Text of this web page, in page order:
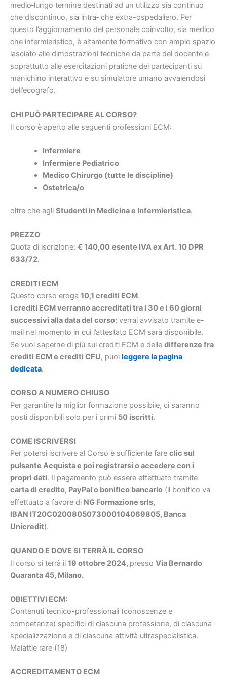
medio‐lungo termine destinati ad un utilizzo sia continuo
che discontinuo, sia intra‐ che extra-ospedaliero. Per
questo l’aggiornamento del personale coinvolto, sia medico
che infermieristico, è altamente formativo con ampio spazio
lasciato alle dimostrazioni tecniche da parte del docente e
soprattutto alle esercitazioni pratiche dei partecipanti su
manichino interattivo e su simulatore umano avvalendosi
dell’ecografo.
CHI PUÒ PARTECIPARE AL CORSO?
Il corso è aperto alle seguenti professioni ECM:
Infermiere
Infermiere Pediatrico
Medico Chirurgo (tutte le discipline)
Ostetrica/o
oltre che agli Studenti in Medicina e Infermieristica.
PREZZO
Quota di iscrizione: € 140,00 esente IVA ex Art. 10 DPR
633/72.
CREDITI ECM
Questo corso eroga 10,1 crediti ECM.
I crediti ECM verranno accreditati tra i 30 e i 60 giorni
successivi alla data del corso; verrai avvisato tramite e-
mail nel momento in cui l’attestato ECM sarà disponibile.
Se vuoi saperne di più sui crediti ECM e delle differenze fra
crediti ECM e crediti CFU, puoi leggere la pagina
dedicata.
CORSO A NUMERO CHIUSO
Per garantire la miglior formazione possibile, ci saranno
posti disponibili solo per i primi 50 iscritti.
COME ISCRIVERSI
Per potersi iscrivere al Corso è sufficiente fare clic sul
pulsante Acquista e poi registrarsi o accedere con i
propri dati. Il pagamento può essere effettuato tramite
carta di credito, PayPal o bonifico bancario (il bonifico va
effettuato a favore di NG Formazione srls,
IBAN IT20C0200805073000104069805, Banca
Unicredit).
QUANDO E DOVE SI TERRÀ IL CORSO
Il corso si terrà il 19 ottobre 2024, presso Via Bernardo
Quaranta 45, Milano.
OBIETTIVI ECM:
Contenuti tecnico-professionali (conoscenze e
competenze) specifici di ciascuna professione, di ciascuna
specializzazione e di ciascuna attività ultraspecialistica.
Malattie rare (18)
ACCREDITAMENTO ECM